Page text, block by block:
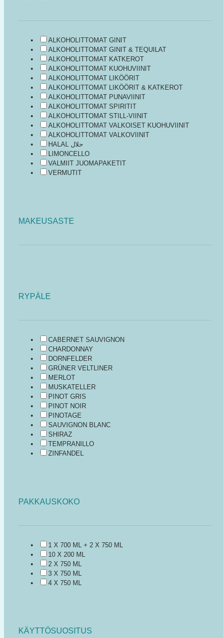
ALKOHOLITTOMAT GINIT
ALKOHOLITTOMAT GINIT & TEQUILAT
ALKOHOLITTOMAT KATKEROT
ALKOHOLITTOMAT KUOHUVIINIT
ALKOHOLITTOMAT LIKÖÖRIT
ALKOHOLITTOMAT LIKÖÖRIT & KATKEROT
ALKOHOLITTOMAT PUNAVIINIT
ALKOHOLITTOMAT SPIRITIT
ALKOHOLITTOMAT STILL-VIINIT
ALKOHOLITTOMAT VALKOISET KUOHUVIINIT
ALKOHOLITTOMAT VALKOVIINIT
HALAL حلال
LIMONCELLO
VALMIIT JUOMAPAKETIT
VERMUTIT
MAKEUSASTE
RYPÄLE
CABERNET SAUVIGNON
CHARDONNAY
DORNFELDER
GRÜNER VELTLINER
MERLOT
MUSKATELLER
PINOT GRIS
PINOT NOIR
PINOTAGE
SAUVIGNON BLANC
SHIRAZ
TEMPRANILLO
ZINFANDEL
PAKKAUSKOKO
1 X 700 ML + 2 X 750 ML
10 X 200 ML
2 X 750 ML
3 X 750 ML
4 X 750 ML
KÄYTTÖSUOSITUS